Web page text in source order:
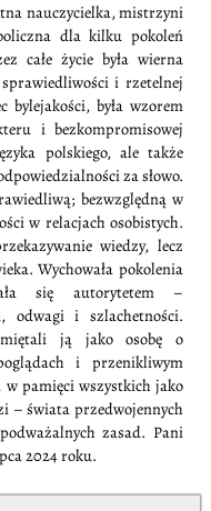
nauczycielka, mistrzyni
dla kilku pokoleń
całe życie była wierna
i rzetelnej
bylejakości, była wzorem
i bezkompromisowej
polskiego, ale także
za słowo.
bezwzględną w
w relacjach osobistych.
wiedzy, lecz
Wychowała pokolenia
się autorytetem –
odwagi i szlachetności.
ją jako osobę o
i przenikliwym
w pamięci wszystkich jako
– świata przedwojennych
zasad. Pani
2024 roku.